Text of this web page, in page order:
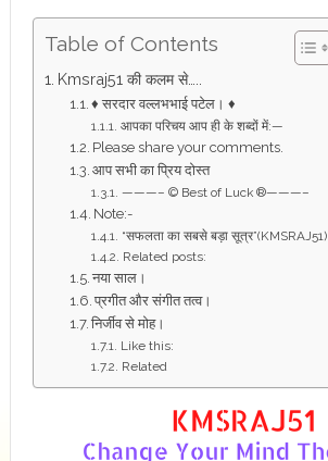
Table of Contents
Kmsraj51 की कलम से…..
♦ सरदार वल्लभभाई पटेल। ♦
आपका परिचय आप ही के शब्दों में:—
Please share your comments.
आप सभी का प्रिय दोस्त
———– © Best of Luck ®———–
Note:-
“सफलता का सबसे बड़ा सूत्र”(KMSRAJ51)
Related posts:
नया साल।
प्रगीत और संगीत तत्व।
निर्जीव से मोह।
Like this:
Related